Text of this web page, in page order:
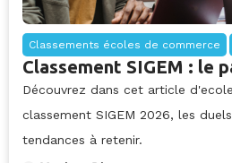
Classements écoles de commerce
Classement SIGEM : le
Découvrez dans cet article
classement SIGEM 2026, les
tendances à retenir.